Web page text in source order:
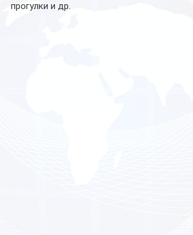
прогулки и др.